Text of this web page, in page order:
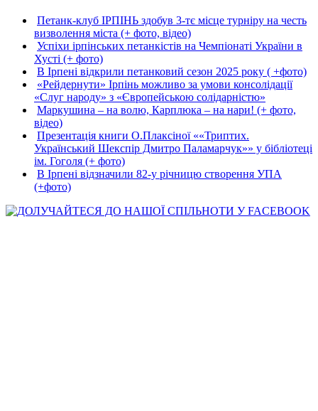
Петанк-клуб ІРПІНЬ здобув 3-тє місце турніру на честь
визволення міста (+ фото, відео)
Успіхи ірпінських петанкістів на Чемпіонаті України в
Хусті (+ фото)
В Ірпені відкрили петанковий сезон 2025 року ( +фото)
«Рейдернути» Ірпінь можливо за умови консолідації
«Слуг народу» з «Європейською солідарністю»
Маркушина – на волю, Карплюка – на нари! (+ фото,
відео)
Презентація книги О.Плаксіної ««Триптих.
Український Шекспір Дмитро Паламарчук»» у бібліотеці
ім. Гоголя (+ фото)
В Ірпені відзначили 82-у річницю створення УПА
(+фото)